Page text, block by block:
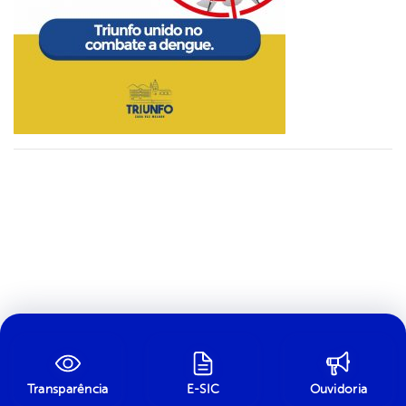
Transparência E-SIC Ouvidoria